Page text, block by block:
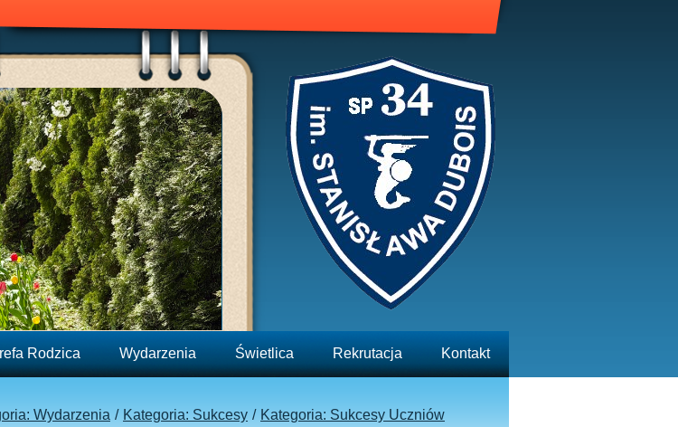
Rodzica Wydarzenia Świetlica Rekrutacja Kontakt
Wydarzenia Kategoria: Sukcesy
Kategoria: Sukcesy Uczniów